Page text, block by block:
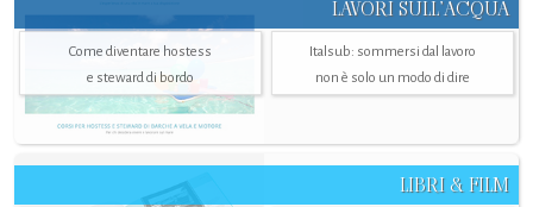
LAVORI SULL’ACQUA
Come diventare hostess
e steward di bordo
Italsub: sommersi dal lavoro
non è solo un modo di dire
LIBRI & FILM